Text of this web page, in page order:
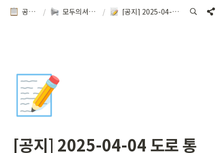
공지&이용방법 / 모두의셔틀 소식을 확인해보세요! / [공지] 2025-04-04 도로 통제로 인한 사전 안내
📝
[공지] 2025-04-04 도로 통